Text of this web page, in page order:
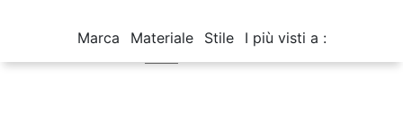
Marca Materiale Stile I più visti a :